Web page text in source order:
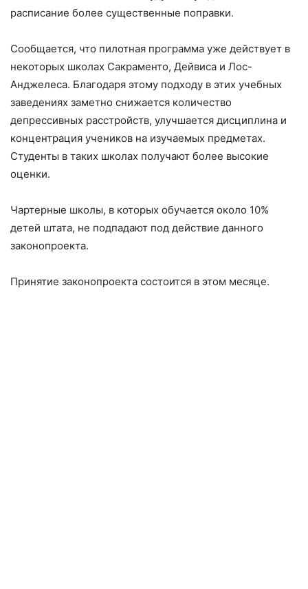
расписание более существенные поправки.
Сообщается, что пилотная программа уже действует в
некоторых школах Сакраменто, Дейвиса и Лос-
Анджелеса. Благодаря этому подходу в этих учебных
заведениях заметно снижается количество
депрессивных расстройств, улучшается дисциплина и
концентрация учеников на изучаемых предметах.
Студенты в таких школах получают более высокие
оценки.
Чартерные школы, в которых обучается около 10%
детей штата, не подпадают под действие данного
законопроекта.
Принятие законопроекта состоится в этом месяце.